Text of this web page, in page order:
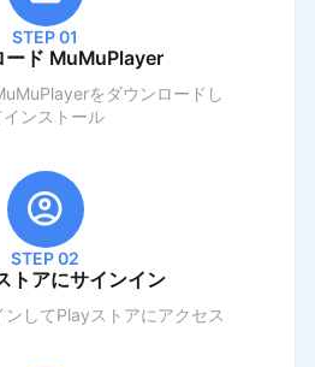
STEP 01
ード MuMuPlayer
をダウンロードし
インストール
STEP 02
トアにサインイン
してPlayストアにアクセス